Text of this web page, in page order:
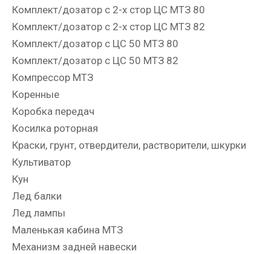
Комплект/дозатор с 2-х стор ЦС МТЗ 80
Комплект/дозатор с 2-х стор ЦС МТЗ 82
Комплект/дозатор с ЦС 50 МТЗ 80
Комплект/дозатор с ЦС 50 МТЗ 82
Компрессор МТЗ
Коренные
Коробка передач
Косилка роторная
Краски, грунт, отвердители, растворители, шкурки
Культиватор
Кун
Лед балки
Лед лампы
Маленькая кабина МТЗ
Механизм задней навески